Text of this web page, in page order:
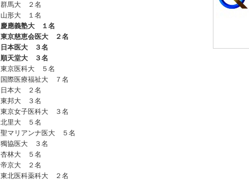
群馬大 ２名
山形大 １名
慶應義塾大 １名
東京慈恵会医大 ２名
日本医大 ３名
順天堂大 ３名
東京医科大 ５名
国際医療福祉大 ７名
日本大 ２名
東邦大 ３名
東京女子医科大 ３名
北里大 ５名
聖マリアンナ医大 ５名
獨協医大 ３名
杏林大 ５名
帝京大 ２名
東北医科薬科大 ２名